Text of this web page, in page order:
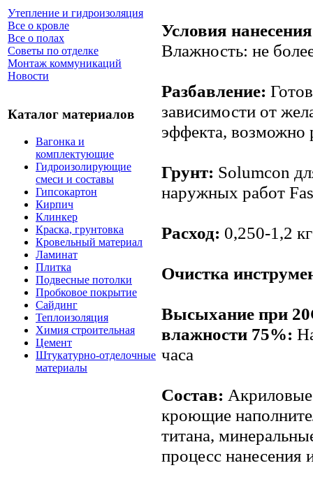
Утепление и гидроизоляция
Все о кровле
Все о полах
Советы по отделке
Монтаж коммуникаций
Новости
Каталог материалов
Вагонка и
комплектующие
Гидроизолирующие
смеси и составы
Гипсокартон
Кирпич
Клинкер
Краска, грунтовка
Кровельный материал
Ламинат
Плитка
Подвесные потолки
Пробковое покрытие
Сайдинг
Теплоизоляция
Химия строительная
Цемент
Штукатурно-отделочные
материалы
Условия
Влажность: не
Разбавление:
зависимости от
эффекта, возможно
Грунт: Solumcon
наружных работ
Расход: 0,250-1,2
Очистка
Высыхание при
влажности 75%:
часа
Состав:
кроющие
титана,
процесс нанесения